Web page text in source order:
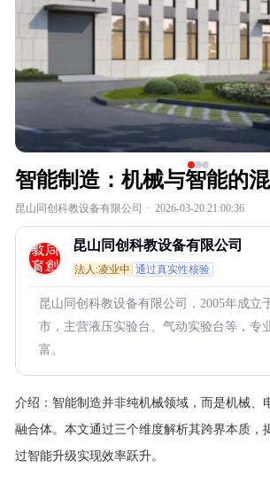
智能制造：机械与智能的
昆山同创科教设备有限公司 · 2026-03-20 21:00:36
昆山同创科教设备有限公司
法人:凌业中 通过真实性核验
昆山同创科教设备有限公司，2005年成立
市，主营液压实验台、气动实验台等，专
富。
介绍： 智能制造并非纯机械领域，而是机械、
融合体。本文通过三个维度解析其跨界本质，
过智能升级实现效率跃升。